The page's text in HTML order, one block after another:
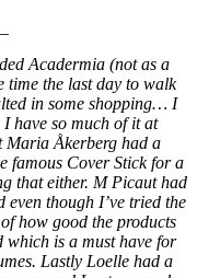
Acadermia (not as a
time the last day to walk
in some shopping… I
have so much of it at
Maria Åkerberg had a
famous Cover Stick for a
that either. M Picaut had
though I’ve tried the
how good the products
which is a must have for
Lastly Loelle had a